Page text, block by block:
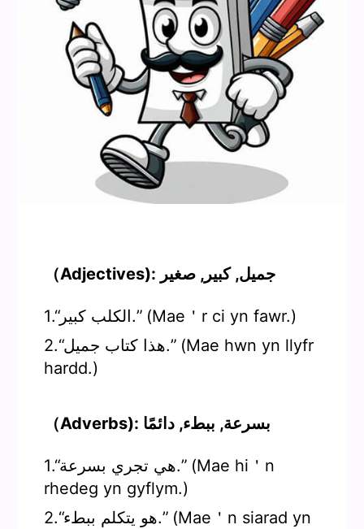
（Adjectives): جميل, كبير, صغير
1.“الكلب كبير.” (Mae＇r ci yn fawr.)
2.“هذا كتاب جميل.” (Mae hwn yn llyfr
hardd.)
（Adverbs): بسرعة, ببطء, دائمًا
1.“هي تجري بسرعة.” (Mae hi＇n
rhedeg yn gyflym.)
2.“هو يتكلم ببطء.” (Mae＇n siarad yn